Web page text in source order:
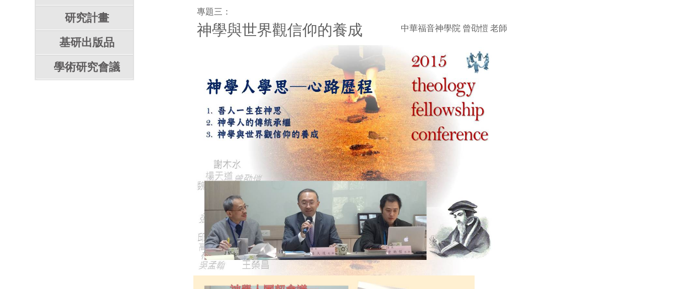
研究計畫
基研出版品
學術研究會議
專題三：
神學與世界觀信仰的養成 中華福音神學院 曾劭愷 老師